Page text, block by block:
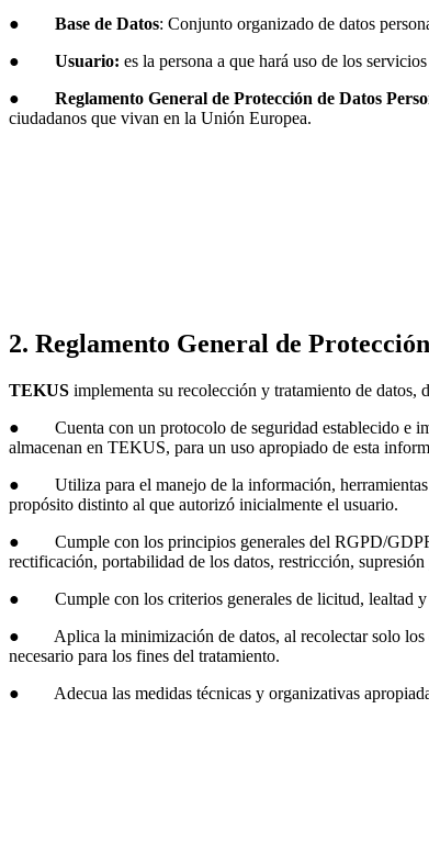
● Base de Datos: Conjunto organizado de datos
● Usuario: es la persona a que hará uso de los
● Reglamento General de Protección de Datos
ciudadanos que vivan en la Unión Europea.
2. Reglamento General de
TEKUS implementa su recolección y tratamiento de
● Cuenta con un protocolo de seguridad establecido e
almacenan en TEKUS, para un uso apropiado de esta
● Utiliza para el manejo de la información, herramientas e
propósito distinto al que autorizó inicialmente el usuario.
● Cumple con los principios generales del RGPD/GDPR
rectificación, portabilidad de los datos, restricción,
● Cumple con los criterios generales de licitud, lealtad y
● Aplica la minimización de datos, al recolectar solo los
necesario para los fines del tratamiento.
● Adecua las medidas técnicas y organizativas